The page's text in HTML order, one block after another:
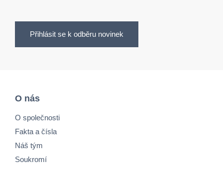
Přihlásit se k odběru novinek
O nás
O společnosti
Fakta a čísla
Náš tým
Soukromí